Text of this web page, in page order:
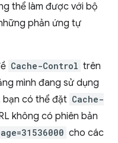
thể làm được với bộ
phản ứng tự
Cache-Control trên
mình đang sử dụng
bạn có thể đặt Cache-
không có phiên bản
cho các